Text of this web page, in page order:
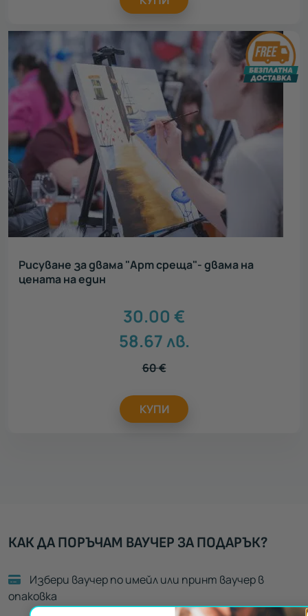
Рисуване за двама "Арт среща"- двама на
цената на един
30.00 €
58.67лв.
60€
КУПИ
КАК ДА ПОРЪЧАМ ВАУЧЕР ЗА ПОДАРЪК?
Избери ваучер по имейл или принт ваучер в
опаковка